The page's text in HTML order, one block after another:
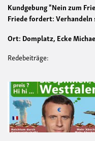
Kundgebung "Nein zum
Friede fordert:
Ort: Domplatz, Ecke
Redebeiträge: